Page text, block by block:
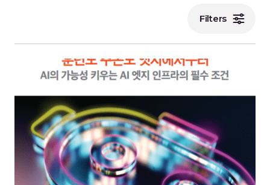
Filters